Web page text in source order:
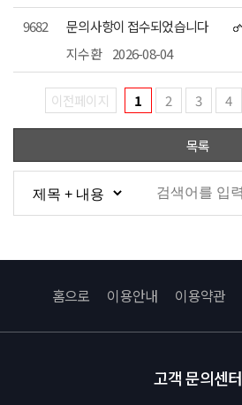
9682
문의사항이 접수되었습니다
지수환
2026-08-04
이전페이지 1 2 3 4
목록
홈으로 이용안내 이용약관
고객 문의센터